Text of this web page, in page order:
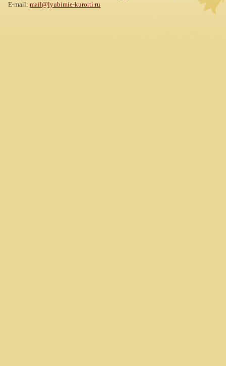
E-mail: mail@lyubimie-kurorti.ru